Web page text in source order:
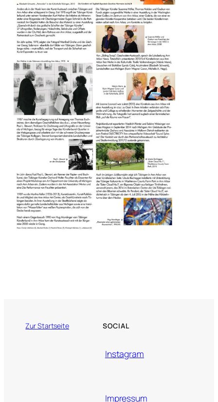
Zur Startseite SOCIAL
Instagram
Impressum